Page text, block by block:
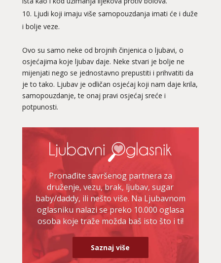
Ljudi koji imaju više samopouzdanja imati će i duže
i bolje veze.
Ovo su samo neke od brojnih činjenica o ljubavi, o
osjećajima koje ljubav daje. Neke stvari je bolje ne
mijenjati nego se jednostavno prepustiti i prihvatiti da
je to tako. Ljubav je odličan osjećaj koji nam daje krila,
samopouzdanje, te onaj pravi osjećaj sreće i
potpunosti.
Pronađite savršenog partnera za
druženje, vezu, brak, ljubav, sugar
baby/daddy, ili nešto više. Na Ljubavnom
oglasniku nalazi se preko 10.000 oglasa
osoba koje traže možda baš isto što i ti!
Saznaj više